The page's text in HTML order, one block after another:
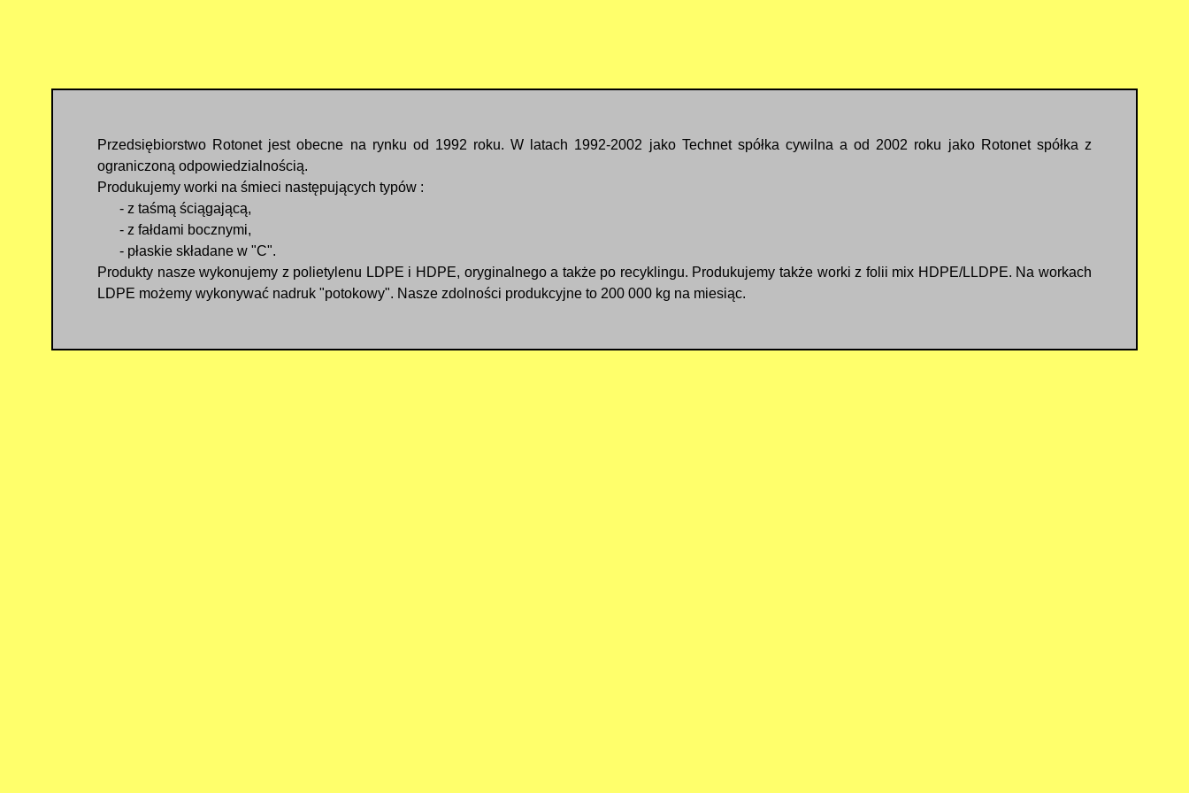
Przedsiębiorstwo Rotonet jest obecne na rynku od 1992 roku. W latach 1992-2002 jako Technet spółka cywilna a od 2002 roku jako Rotonet spółka z
ograniczoną odpowiedzialnością.
Produkujemy worki na śmieci następujących typów :
- z taśmą ściągającą,
- z fałdami bocznymi,
- płaskie składane w "C".
Produkty nasze wykonujemy z polietylenu LDPE i HDPE, oryginalnego a także po recyklingu. Produkujemy także worki z folii mix HDPE/LLDPE. Na workach
LDPE możemy wykonywać nadruk "potokowy". Nasze zdolności produkcyjne to 200 000 kg na miesiąc.